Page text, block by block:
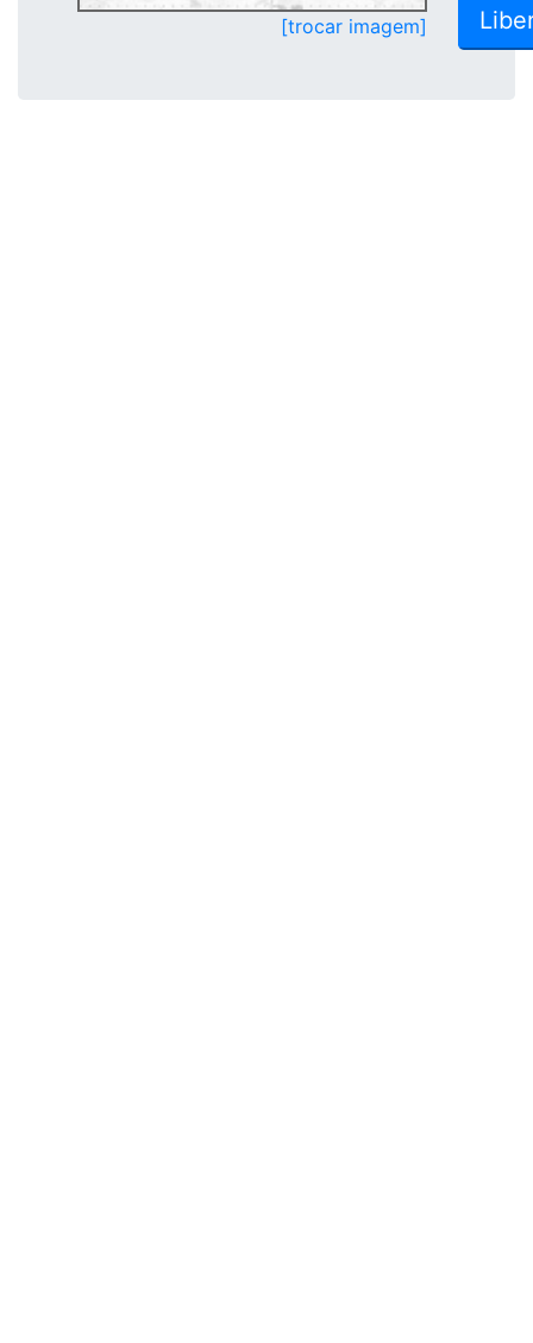
[trocar imagem]